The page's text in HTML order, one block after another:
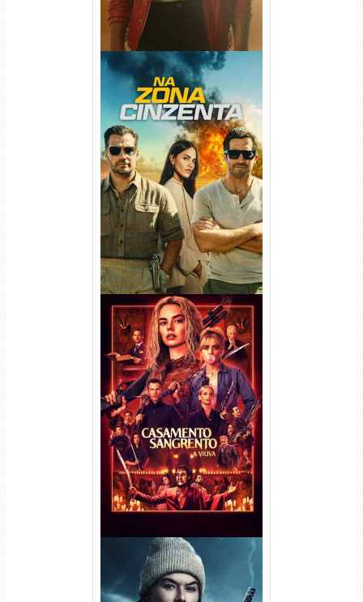
Na Zona Cinzenta Torrent
(2026) WEB-DL 1080p/4K
Dual Áudio
Casamento Sangrento: A
Viúva Torrent (2026) WEB-DL
720p/1080p/4K Dual Áudio